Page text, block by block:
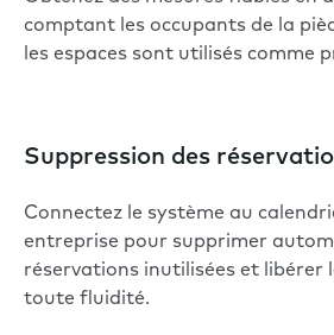
comptant les occupants de la
les espaces sont utilisés comme
Suppression des
Connectez le système au
entreprise pour supprimer
réservations inutilisées et libérer
toute fluidité.